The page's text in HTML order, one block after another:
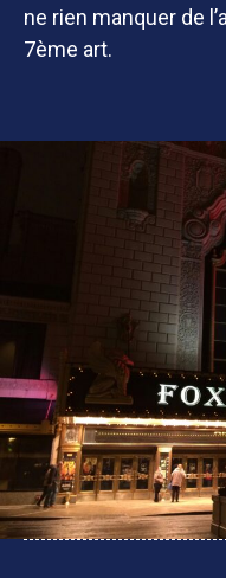
ne rien manquer de
7ème art.